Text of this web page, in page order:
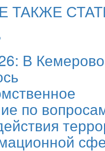
ТАКЖЕ
В Кемерово
по